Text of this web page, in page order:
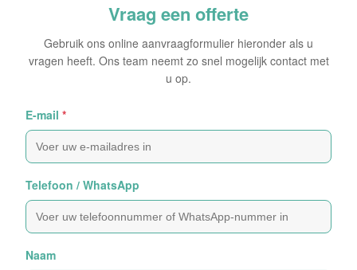
Vraag een offerte
Gebruik ons online aanvraagformulier hieronder als u
vragen heeft. Ons team neemt zo snel mogelijk contact met
u op.
E-mail *
Telefoon / WhatsApp
Naam